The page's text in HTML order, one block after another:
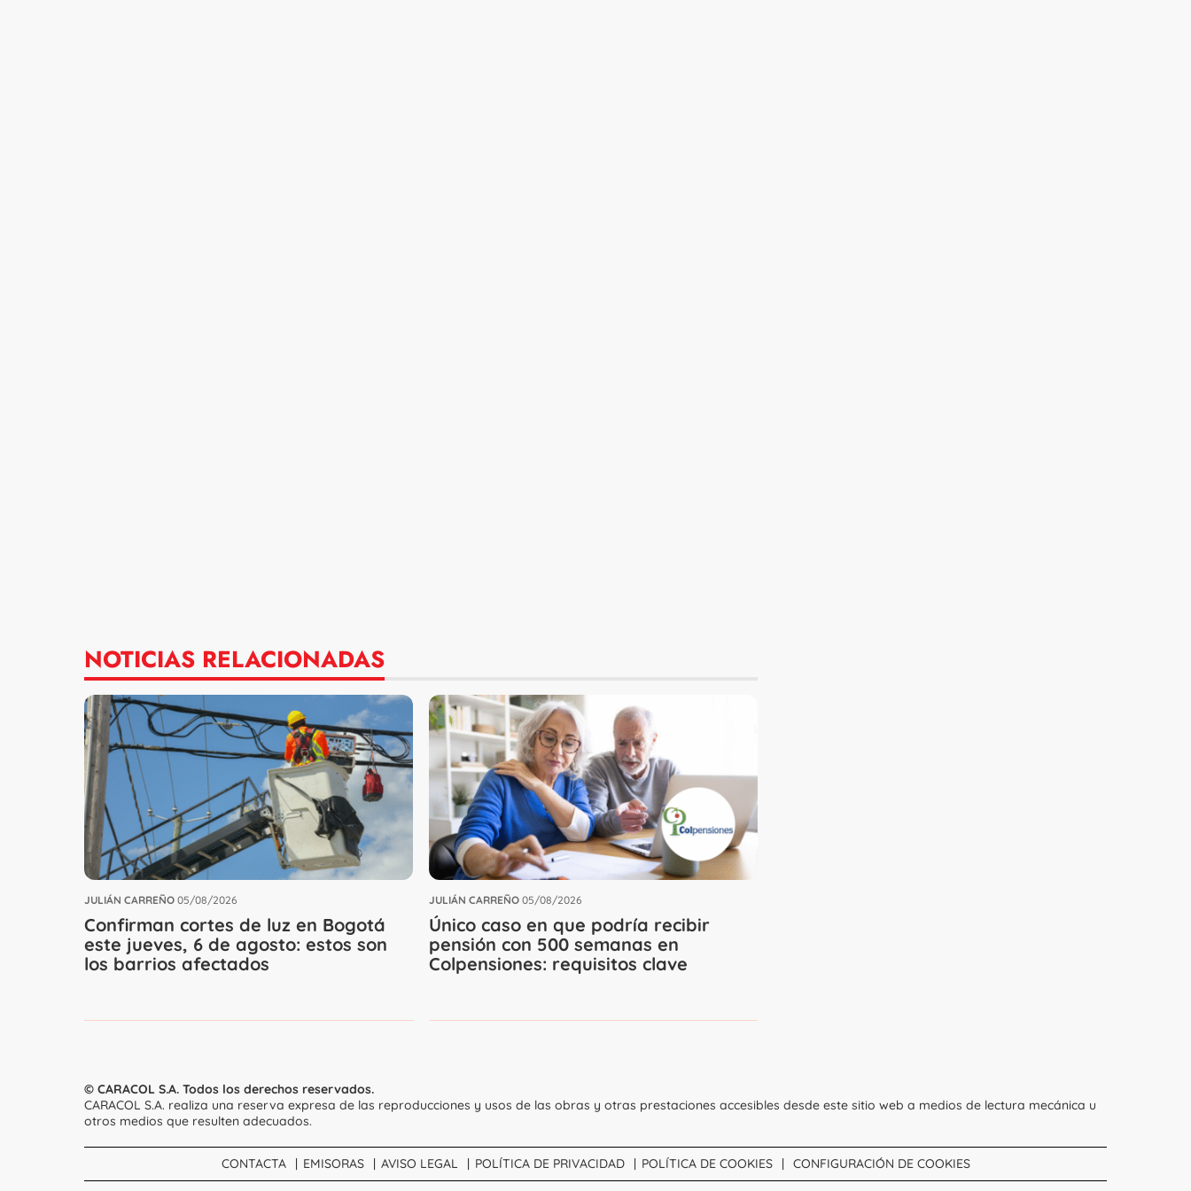
NOTICIAS RELACIONADAS
JULIÁN CARREÑO 05/08/2026
Confirman cortes de luz en Bogotá
este jueves, 6 de agosto: estos son
los barrios afectados
JULIÁN CARREÑO 05/08/2026
Único caso en que podría recibir
pensión con 500 semanas en
Colpensiones: requisitos clave
© CARACOL S.A. Todos los derechos reservados.
CARACOL S.A. realiza una reserva expresa de las reproducciones y usos de las obras y otras prestaciones accesibles desde este sitio web a medios de lectura mecánica u
otros medios que resulten adecuados.
CONTACTA EMISORAS AVISO LEGAL POLÍTICA DE PRIVACIDAD POLÍTICA DE COOKIES CONFIGURACIÓN DE COOKIES